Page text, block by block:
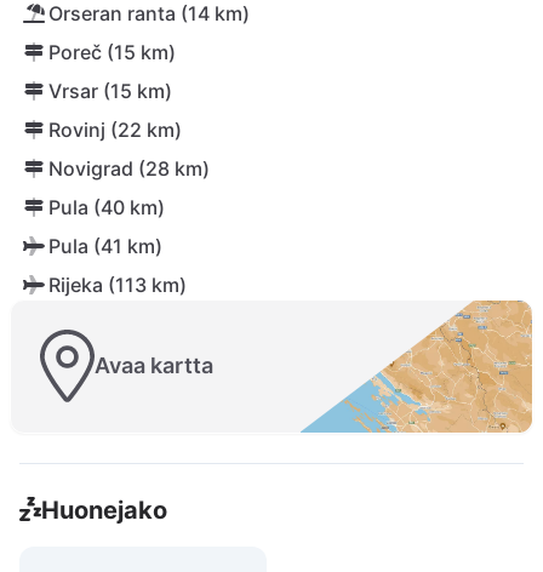
Orseran ranta (14 km)
Poreč (15 km)
Vrsar (15 km)
Rovinj (22 km)
Novigrad (28 km)
Pula (40 km)
Pula (41 km)
Rijeka (113 km)
Avaa kartta
Huonejako